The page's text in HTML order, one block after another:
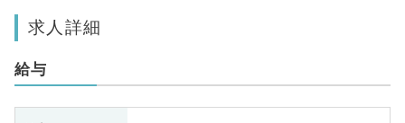
求人詳細
給与